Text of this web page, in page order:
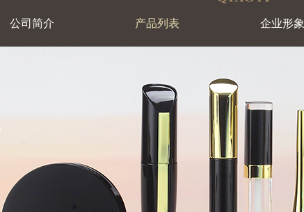
公司简介 产品列表 企业形象